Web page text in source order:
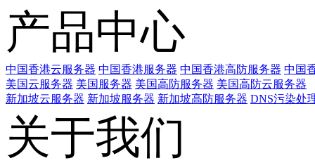
产品中心
中国香港云服务器 中国香港服务器 中国香港高防服务器 中国
美国云服务器 美国服务器 美国高防服务器 美国高防云服务器
新加坡云服务器 新加坡服务器 新加坡高防服务器 DNS污染处
关于我们